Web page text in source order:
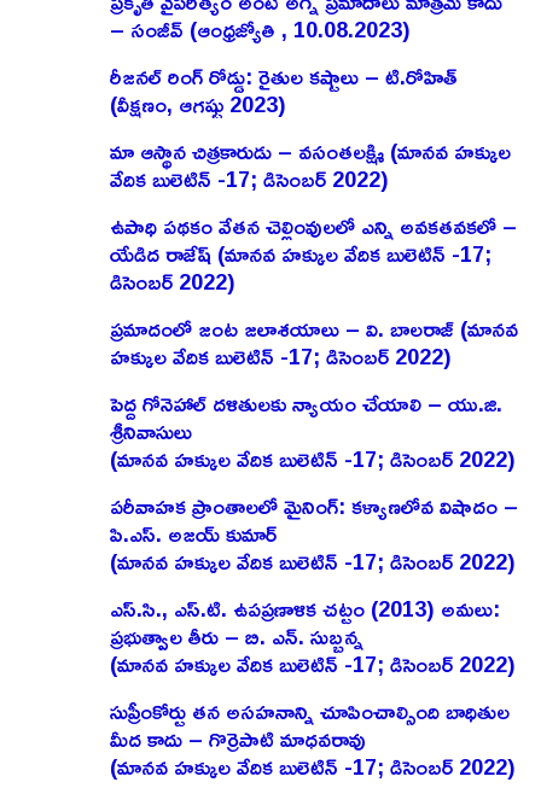
– సంజీవ్ (ఆంధ్రజ్యోతి , 10.08.2023)
రీజనల్ రింగ్ రోడ్డు: రైతుల కష్టాలు – టి.రోహిత్
(వీక్షణం, ఆగష్టు 2023)
మా ఆస్థాన చిత్రకారుడు – వసంతలక్ష్మి (మానవ హక్కుల
వేదిక బులెటిన్ -17; డిసెంబర్ 2022)
ఉపాధి పథకం వేతన చెల్లింవులలో ఎన్ని అవకతవకలో –
యేడిద రాజేష్‌ (మానవ హక్కుల వేదిక బులెటిన్ -17;
డిసెంబర్ 2022)
ప్రమాదంలో జంట జలాశయాలు – వి. బాలరాజ్‌ (మానవ
హక్కుల వేదిక బులెటిన్ -17; డిసెంబర్ 2022)
పెద్ద గోనెహాల్‌ దళితులకు న్యాయం చేయాలి – యు.జి.
శ్రీనివాసులు
(మానవ హక్కుల వేదిక బులెటిన్ -17; డిసెంబర్ 2022)
పరీవాహక ప్రాంతాలలో మైనింగ్‌: కళ్యాణలోవ విషాదం –
పి.ఎస్‌. అజయ్‌ కుమార్‌
(మానవ హక్కుల వేదిక బులెటిన్ -17; డిసెంబర్ 2022)
ఎస్‌.సి., ఎస్‌.టి. ఉపప్రణాళిక చట్టం (2013) అమలు:
ప్రభుత్వాల తీరు – బి. ఎన్‌. సుబ్బన్న
(మానవ హక్కుల వేదిక బులెటిన్ -17; డిసెంబర్ 2022)
సుప్రీంకోర్టు తన అసహనాన్ని చూపించాల్సింది బాధితుల
మీద కాదు – గొర్రెపాటి మాధవరావు
(మానవ హక్కుల వేదిక బులెటిన్ -17; డిసెంబర్ 2022)